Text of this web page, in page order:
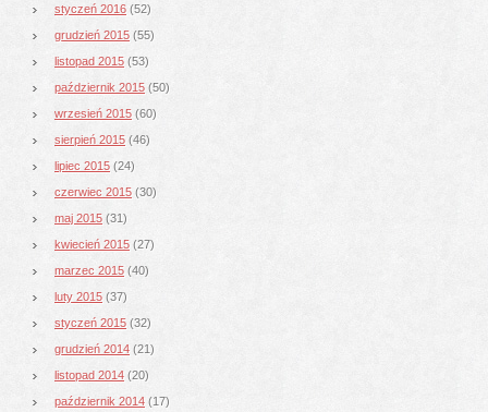
styczeń 2016 (52)
grudzień 2015 (55)
listopad 2015 (53)
październik 2015 (50)
wrzesień 2015 (60)
sierpień 2015 (46)
lipiec 2015 (24)
czerwiec 2015 (30)
maj 2015 (31)
kwiecień 2015 (27)
marzec 2015 (40)
luty 2015 (37)
styczeń 2015 (32)
grudzień 2014 (21)
listopad 2014 (20)
październik 2014 (17)